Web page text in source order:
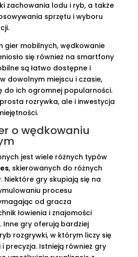
zachowania lodu i ryb, a także
sprzętu i wyboru
gier mobilnych, wędkowanie
się również na smartfony
są łatwo dostępne i
dowolnym miejscu i czasie,
do ich ogromnej popularności.
rozrywka, ale i inwestycja
o wędkowaniu
jest wiele różnych typów
, skierowanych do różnych
gry skupiają się na
procesu
od gracza
łowienia i znajomości
Inne gry oferują bardziej
rozgrywki, w którym liczy się
precyzja. Istnieją również gry